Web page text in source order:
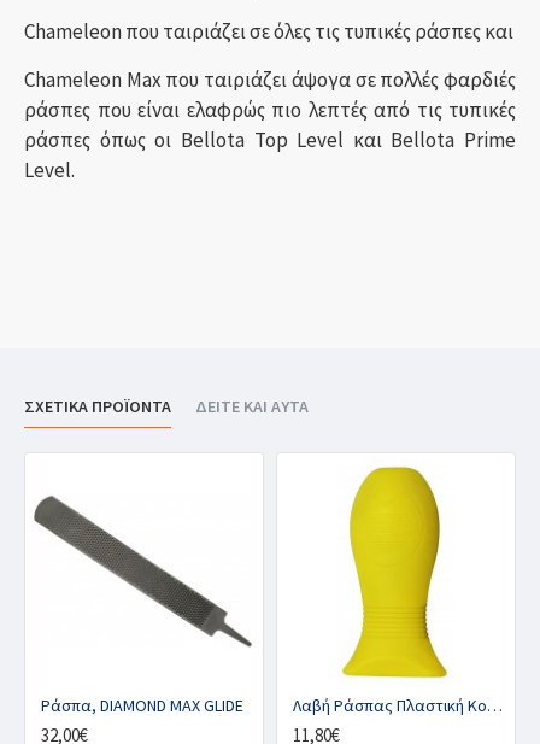
Chameleon που ταιριάζει σε όλες τις τυπικές ράσπες και
Chameleon Max που ταιριάζει άψογα σε πολλές φαρδιές
ράσπες που είναι ελαφρώς πιο λεπτές από τις τυπικές
ράσπες όπως οι Bellota Top Level και Bellota Prime
Level.
ΣΧΕΤΙΚΑ ΠΡΟΪΟΝΤΑ ΔΕΙΤΕ ΚΑΙ ΑΥΤΑ
Ράσπα, DIAMOND MAX GLIDE
32,00€
Λαβή Ράσπας Πλαστική Κουμπωτή, CHAMELEON
11,80€